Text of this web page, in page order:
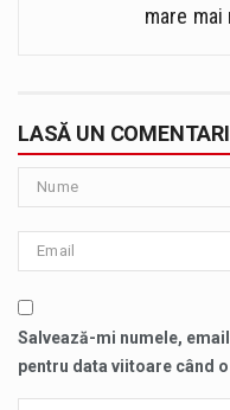
mare
LASĂ UN
Salvează-mi numele,
pentru data viitoare când